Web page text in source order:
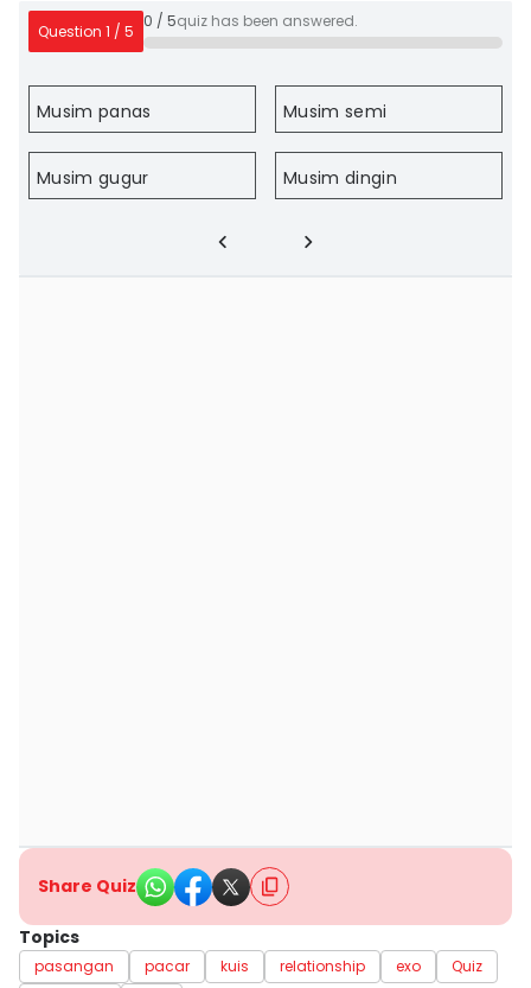
Question 1 / 5
0 / 5quiz has been answered.
Musim panas Musim semi
Musim gugur Musim dingin
Share Quiz
Topics
pasangan pacar kuis relationship exo
Quiz